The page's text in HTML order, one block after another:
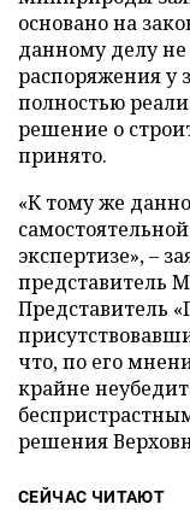
основано на
данному делу
распоряжения у
полностью
решение о
принято.
«К тому же
экспертизе», –
представитель
Представитель
что, по его
крайне
решения
СЕЙЧАС ЧИТАЮТ